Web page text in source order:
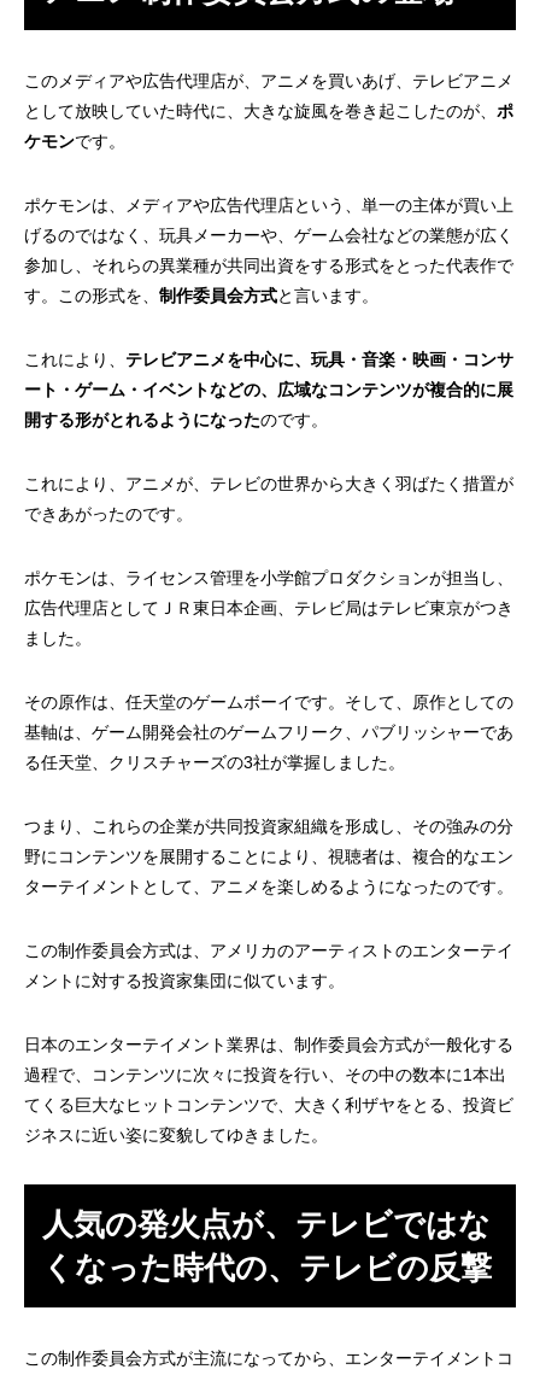
このメディアや広告代理店が、アニメを買いあげ、テレビアニメ
として放映していた時代に、大きな旋風を巻き起こしたのが、 ポ
ケモンです。
ポケモンは、メディアや広告代理店という、単一の主体が買い上
げるのではなく、玩具メーカーや、ゲーム会社などの業態が広く
参加し、それらの異業種が共同出資をする形式をとった代表作で
す。この形式を、 制作委員会方式と言います。
これにより、 テレビアニメを中心に、玩具・音楽・映画・コンサ
ート・ゲーム・イベントなどの、広域なコンテンツが複合的に展
開する形がとれるようになったのです。
これにより、アニメが、テレビの世界から大きく羽ばたく措置が
できあがったのです。
ポケモンは、ライセンス管理を小学館プロダクションが担当し、
広告代理店としてＪＲ東日本企画、テレビ局はテレビ東京がつき
ました。
その原作は、任天堂のゲームボーイです。そして、原作としての
基軸は、ゲーム開発会社のゲームフリーク、パブリッシャーであ
る任天堂、クリスチャーズの3社が掌握しました。
つまり、これらの企業が共同投資家組織を形成し、その強みの分
野にコンテンツを展開することにより、視聴者は、複合的なエン
ターテイメントとして、アニメを楽しめるようになったのです。
この制作委員会方式は、アメリカのアーティストのエンターテイ
メントに対する投資家集団に似ています。
日本のエンターテイメント業界は、制作委員会方式が一般化する
過程で、コンテンツに次々に投資を行い、その中の数本に1本出
てくる巨大なヒットコンテンツで、大きく利ザヤをとる、投資ビ
ジネスに近い姿に変貌してゆきました。
人気の発火点が、テレビではな
くなった時代の、テレビの反撃
この制作委員会方式が主流になってから、エンターテイメントコ